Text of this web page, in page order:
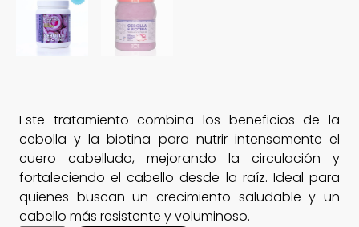
Este tratamiento combina los beneficios de la
cebolla y la biotina para nutrir intensamente el
cuero cabelludo, mejorando la circulación y
fortaleciendo el cabello desde la raíz. Ideal para
quienes buscan un crecimiento saludable y un
cabello más resistente y voluminoso.